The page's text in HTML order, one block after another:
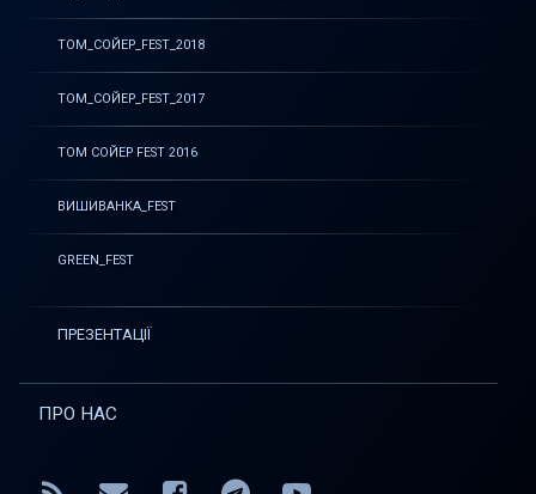
ТОМ_СОЙЕР_FEST_2018
ТОМ_СОЙЕР_FEST_2017
ТОМ СОЙЕР FEST 2016
ВИШИВАНКА_FEST
GREEN_FEST
ПРЕЗЕНТАЦІЇ
ПРО НАС